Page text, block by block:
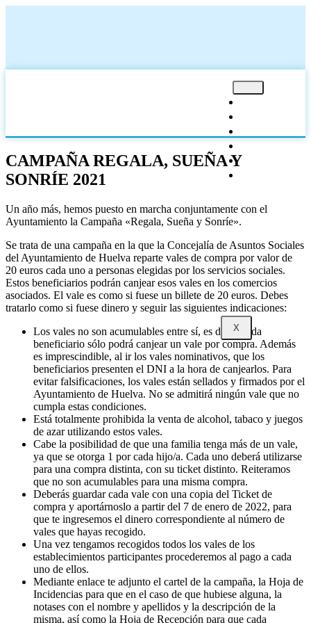
X
CAMPAÑA REGALA, SUEÑA Y
SONRÍE 2021
Un año más, hemos puesto en marcha conjuntamente con el
Ayuntamiento la Campaña «Regala, Sueña y Sonríe».
Se trata de una campaña en la que la Concejalía de Asuntos Sociales
del Ayuntamiento de Huelva reparte vales de compra por valor de
20 euros cada uno a personas elegidas por los servicios sociales.
Estos beneficiarios podrán canjear esos vales en los comercios
asociados. El vale es como si fuese un billete de 20 euros. Debes
tratarlo como si fuese dinero y seguir las siguientes indicaciones:
Los vales no son acumulables entre sí, es decir, cada
beneficiario sólo podrá canjear un vale por compra. Además
es imprescindible, al ir los vales nominativos, que los
beneficiarios presenten el DNI a la hora de canjearlos. Para
evitar falsificaciones, los vales están sellados y firmados por el
Ayuntamiento de Huelva. No se admitirá ningún vale que no
cumpla estas condiciones.
Está totalmente prohibida la venta de alcohol, tabaco y juegos
de azar utilizando estos vales.
Cabe la posibilidad de que una familia tenga más de un vale,
ya que se otorga 1 por cada hijo/a. Cada uno deberá utilizarse
para una compra distinta, con su ticket distinto. Reiteramos
que no son acumulables para una misma compra.
Deberás guardar cada vale con una copia del Ticket de
compra y aportárnoslo a partir del 7 de enero de 2022, para
que te ingresemos el dinero correspondiente al número de
vales que hayas recogido.
Una vez tengamos recogidos todos los vales de los
establecimientos participantes procederemos al pago a cada
uno de ellos.
Mediante enlace te adjunto el cartel de la campaña, la Hoja de
Incidencias para que en el caso de que hubiese alguna, la
notases con el nombre y apellidos y la descripción de la
misma, así como la Hoja de Recepción para que cada